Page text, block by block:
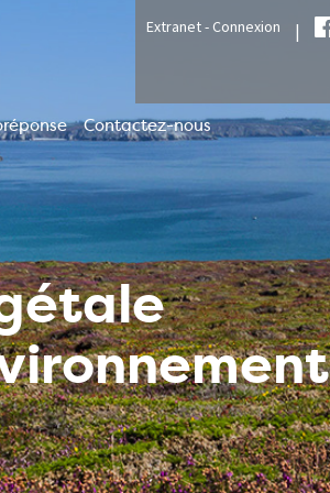
Extranet - Connexion |
Contactez-nous